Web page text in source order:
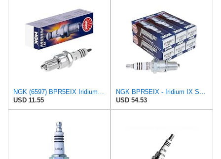
NGK (6597) BPR5EIX Iridium IX Spark Plug, Pack of 1
USD 11.55
NGK BPR5EIX - Iridium IX Spark Plugs - 6597 - Compatible with Select 1958-1989 BMW, Citroen,
USD 54.53